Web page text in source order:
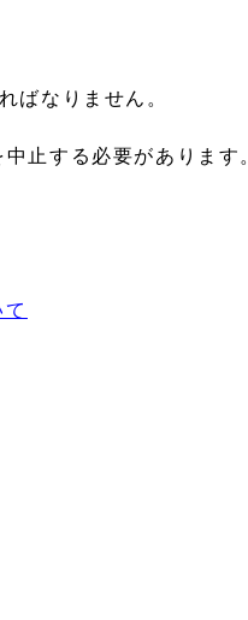
ばなりません。
止する必要があります